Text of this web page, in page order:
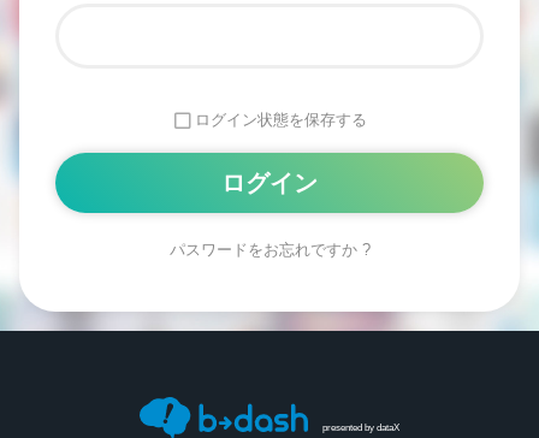
ログイン状態を保存する
パスワードをお忘れですか ?
presented by dataX